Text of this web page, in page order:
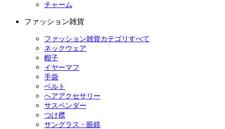
チャーム
ファッション雑貨
ファッション雑貨カテゴリすべて
ネックウェア
帽子
イヤーマフ
手袋
ベルト
ヘアアクセサリー
サスペンダー
つけ襟
サングラス・眼鏡